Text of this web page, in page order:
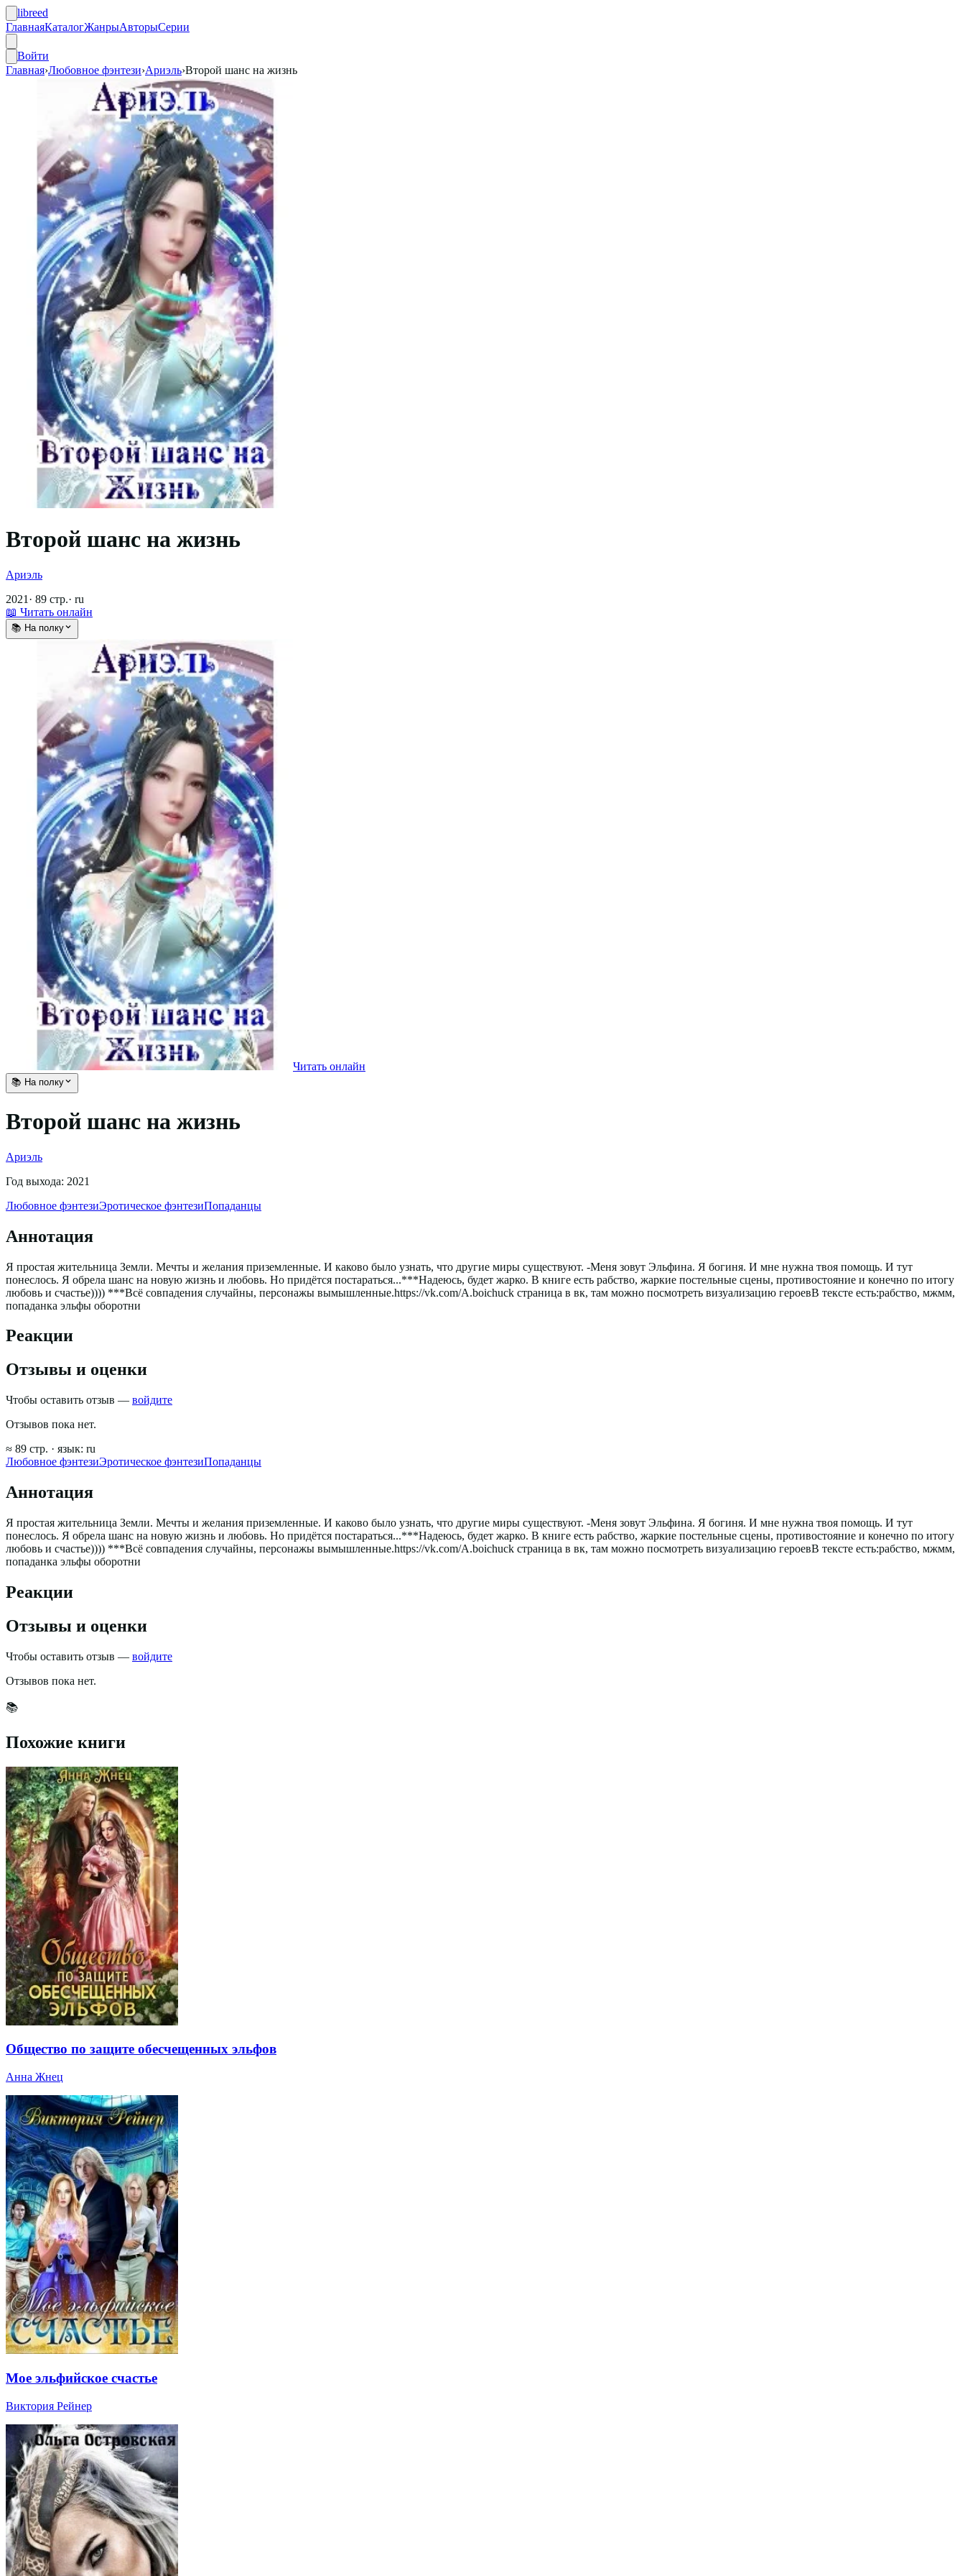
libreed
ГлавнаяКаталогЖанрыАвторыСерии
Войти
Главная›Любовное фэнтези›Ариэль›Второй шанс на жизнь
Второй шанс на жизнь
Ариэль
2021 · 89 стр.· ru
📖 Читать онлайн
📚 На полку
Читать онлайн
📚 На полку
Второй шанс на жизнь
Ариэль
Год выхода: 2021
Любовное фэнтезиЭротическое фэнтезиПопаданцы
Аннотация
Я простая жительница Земли. Мечты и желания приземленные. И каково было узнать, что другие миры существуют. -Меня зовут Эльфина. Я богиня. И мне нужна твоя помощь. И тут
понеслось. Я обрела шанс на новую жизнь и любовь. Но придётся постараться...***Надеюсь, будет жарко. В книге есть рабство, жаркие постельные сцены, противостояние и конечно по итогу
любовь и счастье)))) ***Всё совпадения случайны, персонажы вымышленные.https://vk.com/A.boichuck страница в вк, там можно посмотреть визуализацию героевВ тексте есть:рабство, мжмм,
попаданка эльфы оборотни
Реакции
Отзывы и оценки
Чтобы оставить отзыв — войдите
Отзывов пока нет.
≈ 89 стр. · язык: ru
Любовное фэнтезиЭротическое фэнтезиПопаданцы
Аннотация
Я простая жительница Земли. Мечты и желания приземленные. И каково было узнать, что другие миры существуют. -Меня зовут Эльфина. Я богиня. И мне нужна твоя помощь. И тут
понеслось. Я обрела шанс на новую жизнь и любовь. Но придётся постараться...***Надеюсь, будет жарко. В книге есть рабство, жаркие постельные сцены, противостояние и конечно по итогу
любовь и счастье)))) ***Всё совпадения случайны, персонажы вымышленные.https://vk.com/A.boichuck страница в вк, там можно посмотреть визуализацию героевВ тексте есть:рабство, мжмм,
попаданка эльфы оборотни
Реакции
Отзывы и оценки
Чтобы оставить отзыв — войдите
Отзывов пока нет.
📚
Похожие книги
Общество по защите обесчещенных эльфов
Анна Жнец
Мое эльфийское счастье
Виктория Рейнер